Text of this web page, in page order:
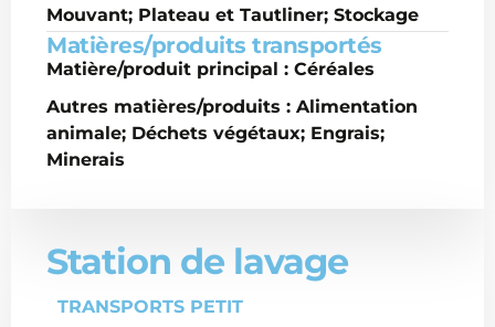
Mouvant; Plateau et Tautliner; Stockage
Matières/produits transportés
Matière/produit principal : Céréales
Autres matières/produits : Alimentation
animale; Déchets végétaux; Engrais;
Minerais
Station de lavage
TRANSPORTS PETIT